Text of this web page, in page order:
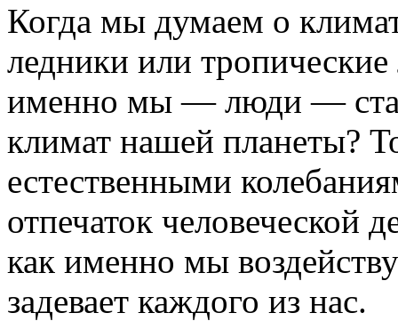
Когда мы думаем о
ледники или
именно мы — люди —
климат нашей планеты?
естественными
отпечаток человеческой
как именно мы
задевает каждого из нас.